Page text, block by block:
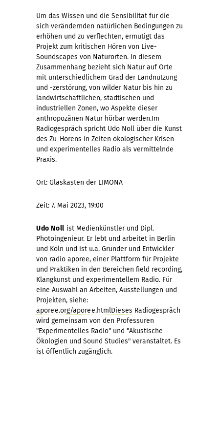
Um das Wissen und die Sensibilität für die
sich verändernden natürlichen Bedingungen zu
erhöhen und zu verflechten, ermutigt das
Projekt zum kritischen Hören von Live-
Soundscapes von Naturorten. In diesem
Zusammenhang bezieht sich Natur auf Orte
mit unterschiedlichem Grad der Landnutzung
und -zerstörung, von wilder Natur bis hin zu
landwirtschaftlichen, städtischen und
industriellen Zonen, wo Aspekte dieser
anthropozänen Natur hörbar werden.Im
Radiogespräch spricht Udo Noll über die Kunst
des Zu-Hörens in Zeiten ökologischer Krisen
und experimentelles Radio als vermittelnde
Praxis.
Ort: Glaskasten der LIMONA
Zeit: 7. Mai 2023, 19:00
Udo Noll ist Medienkünstler und Dipl.
Photoingenieur. Er lebt und arbeitet in Berlin
und Köln und ist u.a. Gründer und Entwickler
von radio aporee, einer Plattform für Projekte
und Praktiken in den Bereichen field recording,
Klangkunst und experimentellem Radio. Für
eine Auswahl an Arbeiten, Ausstellungen und
Projekten, siehe:
aporee.org/aporee.htmlDieses Radiogespräch
wird gemeinsam von den Professuren
"Experimentelles Radio" und "Akustische
Ökologien und Sound Studies" veranstaltet. Es
ist öffentlich zugänglich.